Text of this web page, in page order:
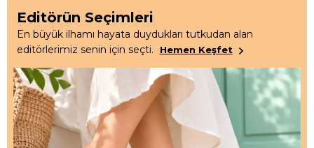
Editörün Seçimleri
En büyük ilhamı hayata duydukları tutkudan alan
editörlerimiz senin için seçti.
Hemen Keşfet